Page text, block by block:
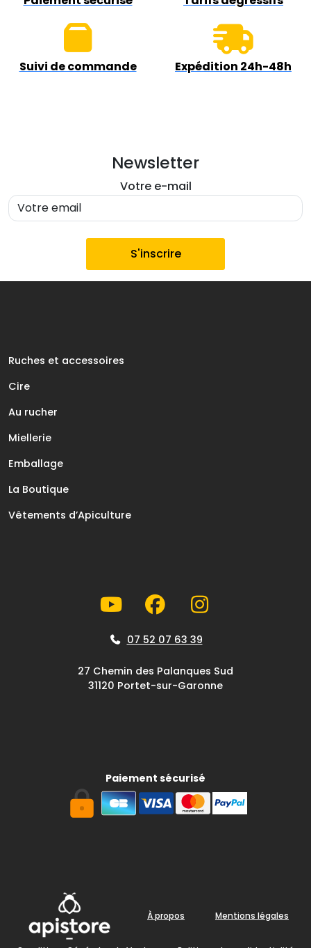
Suivi de commande Expédition 24h-48h
Newsletter
Votre e-mail
Ruches et accessoires
Cire
Au rucher
Miellerie
Emballage
La Boutique
Vêtements d’Apiculture
07 52 07 63 39
27 Chemin des Palanques Sud
31120 Portet-sur-Garonne
Paiement sécurisé
À propos Mentions légales